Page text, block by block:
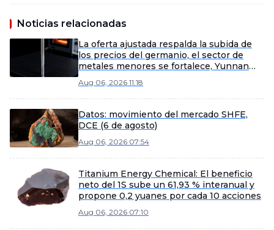
Noticias relacionadas
La oferta ajustada respalda la subida de
los precios del germanio, el sector de
metales menores se fortalece, Yunnan
lideran las ganancias [SMM Flash]
Aug 06, 2026 11:18
Datos: movimiento del mercado SHFE,
DCE (6 de agosto)
Aug 06, 2026 07:54
Titanium Energy Chemical: El beneficio
neto del 1S sube un 61,93 % interanual y
propone 0,2 yuanes por cada 10 acciones
Aug 06, 2026 07:10